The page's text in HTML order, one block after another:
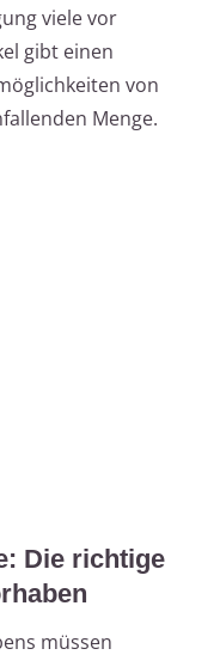
viele vor
gibt einen
von
Menge.
Die richtige
müssen